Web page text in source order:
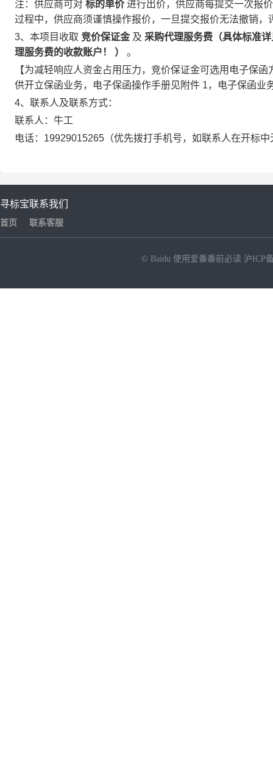
注：供应商可对 标的单价进行出价，供应商每提交一次报
过程中，供应商须谨慎操作报价，一旦提交报价无法撤销
3、本项目收取 竞价保证金 及 采购代理服务费（具体标准
理服务费的收款账户！ ） 。
【为减轻响应人资金占用压力，竞价保证金可选用电子保
供开立保函业务，电子保函操作手册见附件 1，电子保函业
4、联系人及联系方式：
联系人：牛工
电话：19929015265（优先拨打手机号，如联系人在开标
寻标宝
首页
联系我们
联系客服
© Baidu 使用爱番番前必读 沪ICP